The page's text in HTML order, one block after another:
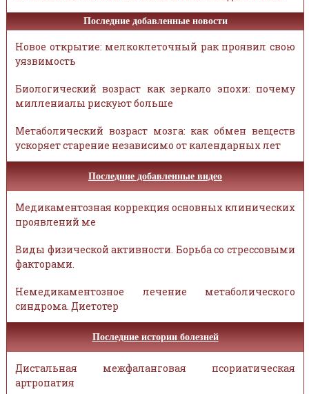
Последние добавленные новости
Новое открытие: мелкоклеточный рак проявил свою
уязвимость
Биологический возраст как зеркало эпохи: почему
миллениалы рискуют больше
Метаболический возраст мозга: как обмен веществ
ускоряет старение независимо от календарных лет
Последние добавленные видео
Медикаментозная коррекция основных клинических
проявлений ме
Виды физической активности. Борьба со стрессовыми
факторами.
Немедикаментозное лечение метаболического
синдрома. Диетотер
Последние истории болезней
Дистальная межфаланговая псориатическая
артропатия